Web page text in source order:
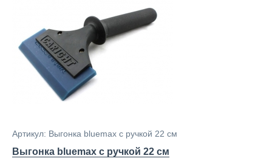
Артикул: Выгонка bluemax с ручкой 22 см
Выгонка bluemax с ручкой 22 см